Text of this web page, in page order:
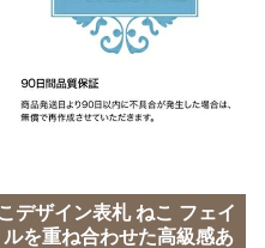
デザイン表札 ねこ フェイ
を重ね合わせた高級感あ